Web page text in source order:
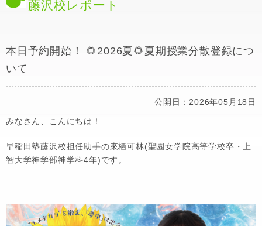
藤沢校レポート
本日予約開始！ 🌻2026夏🌻夏期授業分散登録につ
いて
公開日：2026年05月18日
みなさん、こんにちは！
早稲田塾藤沢校担任助手の來栖可林(聖園女学院高等学校卒・上
智大学神学部神学科4年)です。